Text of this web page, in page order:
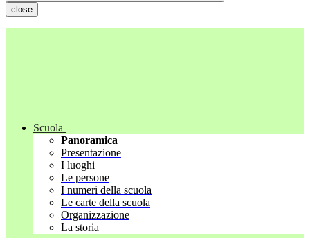
close
Scuola
Panoramica
Presentazione
I luoghi
Le persone
I numeri della scuola
Le carte della scuola
Organizzazione
La storia